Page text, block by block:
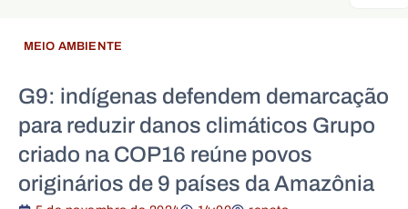
MEIO AMBIENTE
G9: indígenas defendem demarcação
para reduzir danos climáticos Grupo
criado na COP16 reúne povos
originários de 9 países da Amazônia